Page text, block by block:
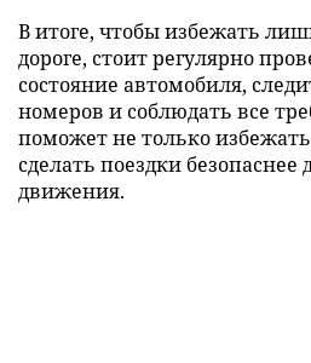
В итоге, чтобы избежать
дороге, стоит регулярно
состояние автомобиля,
номеров и соблюдать все
поможет не только
сделать поездки безопаснее
движения.